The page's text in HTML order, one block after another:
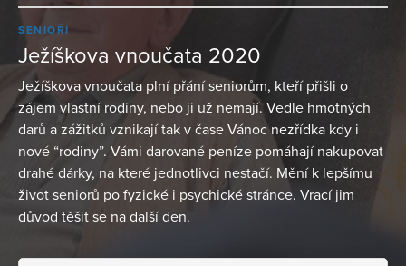
SENIOŘI
Ježíškova vnoučata 2020
Ježíškova vnoučata plní přání seniorům, kteří přišli o
zájem vlastní rodiny, nebo ji už nemají. Vedle hmotných
darů a zážitků vznikají tak v čase Vánoc nezřídka kdy i
nové “rodiny”. Vámi darované peníze pomáhají nakupovat
drahé dárky, na které jednotlivci nestačí. Mění k lepšímu
život seniorů po fyzické i psychické stránce. Vrací jim
důvod těšit se na další den.